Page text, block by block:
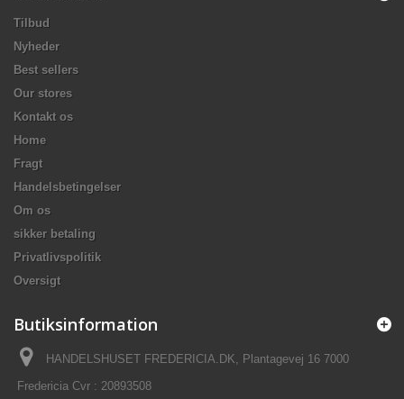
Tilbud
Nyheder
Best sellers
Our stores
Kontakt os
Home
Fragt
Handelsbetingelser
Om os
sikker betaling
Privatlivspolitik
Oversigt
Butiksinformation
HANDELSHUSET FREDERICIA.DK, Plantagevej 16 7000
Fredericia Cvr : 20893508